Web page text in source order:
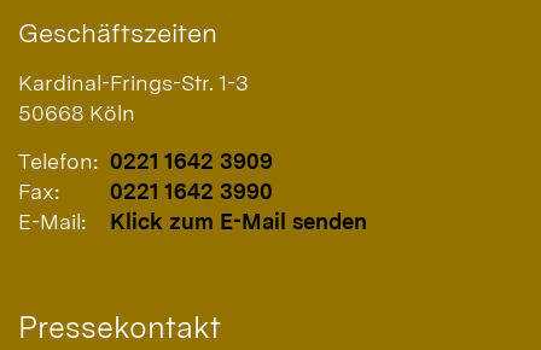
Geschäftszeiten
Kardinal-Frings-Str. 1-3
50668 Köln
Telefon: 0221 1642 3909
Fax:
0221 1642 3990
E-Mail:
Klick zum E-Mail senden
Pressekontakt